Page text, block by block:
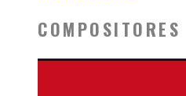
COMPOSITORES